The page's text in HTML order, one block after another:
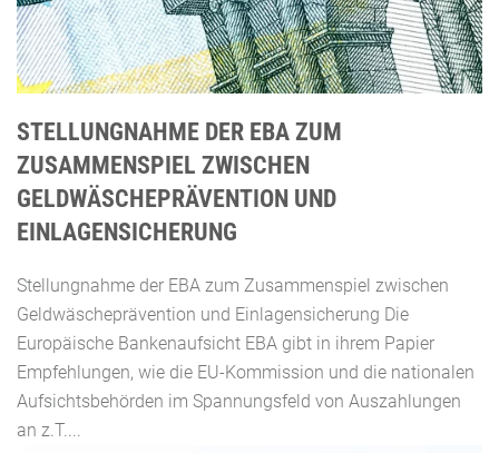
STELLUNGNAHME DER EBA ZUM
ZUSAMMENSPIEL ZWISCHEN
GELDWÄSCHEPRÄVENTION UND
EINLAGENSICHERUNG
Stellungnahme der EBA zum Zusammenspiel zwischen
Geldwäscheprävention und Einlagensicherung Die
Europäische Bankenaufsicht EBA gibt in ihrem Papier
Empfehlungen, wie die EU-Kommission und die nationalen
Aufsichtsbehörden im Spannungsfeld von Auszahlungen
an z.T....